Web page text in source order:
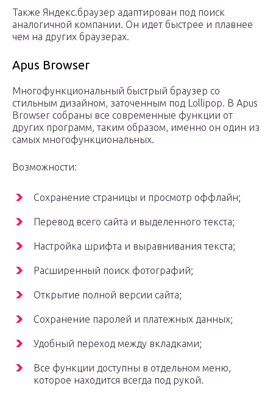
Также Яндекс.браузер адаптирован под поиск
аналогичной компании. Он идет быстрее и плавнее
чем на других браузерах.
Apus Browser
Многофункциональный быстрый браузер со
стильным дизайном, заточенным под Lollipop. В Apus
Browser собраны все современные функции от
других программ, таким образом, именно он один из
самых многофункциональных.
Возможности:
Сохранение страницы и просмотр оффлайн;
Перевод всего сайта и выделенного текста;
Настройка шрифта и выравнивания текста;
Расширенный поиск фотографий;
Открытие полной версии сайта;
Сохранение паролей и платежных данных;
Удобный переход между вкладками;
Все функции доступны в отдельном меню,
которое находится всегда под рукой.